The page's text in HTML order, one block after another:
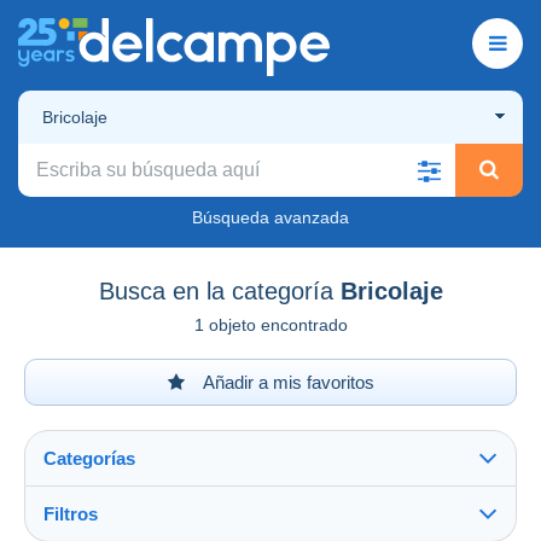
Bricolaje
Búsqueda avanzada
Busca en la categoría Bricolaje
1 objeto encontrado
Añadir a mis favoritos
Categorías
Filtros